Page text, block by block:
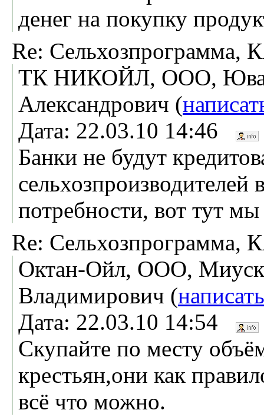
денег на покупку
Re:
ТК НИКОЙЛ, ООО,
Александрович (
Дата: 22.03.10 14:46
Банки не будут
потребности, вот тут
Re:
Октан-Ойл, ООО,
Владимирович (
Дата: 22.03.10 14:54
Скупайте по месту
крестьян,они как
всё что можно.